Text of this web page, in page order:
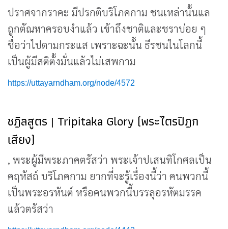
ปราศจากราคะ มีปรกติบริโภคกาม ชนเหล่านั้นแล
ถูกตัณหาครอบงำแล้ว เข้าถึงชาติและชราบ่อย ๆ
ชื่อว่าไปตามกระแส เพราะฉะนั้น ธีรชนในโลกนี้
เป็นผู้มีสติตั้งมั่นแล้วไม่เสพกาม
https://uttayarndham.org/node/4572
ชฎิลสูตร | Tripitaka Glory (พระไตรปิฎก
เสียง)
, พระผู้มีพระภาคตรัสว่า พระเจ้าปเสนทิโกศลเป็น
คฤหัสถ์ บริโภคกาม ยากที่จะรู้เรื่องนี้ว่า คนพวกนี้
เป็นพระอรหันต์ หรือคนพวกนี้บรรลุอรหัตมรรค
แล้วตรัสว่า